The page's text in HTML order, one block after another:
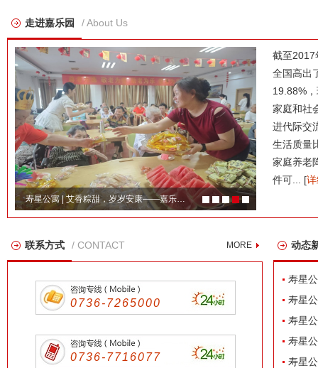
走进嘉乐园 / About Us
寿星公寓 | 艾香粽甜，岁岁安康——嘉乐…
截至2017
全国高出
19.88%
家庭和社
进代际交
生活质量
家庭养老
件可... [
MORE
联系方式 / CONTACT
0736-7265000
0736-7716077
动态
寿星
寿星
寿星
寿星
寿星